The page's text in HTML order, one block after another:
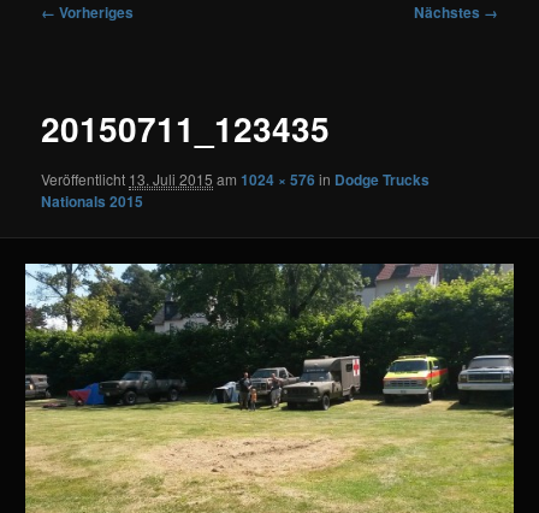
Bilder-
← Vorheriges Nächstes →
20150711_123435
Veröffentlicht 13. Juli 2015 am1024 × 576 in Dodge Trucks
Nationals 2015